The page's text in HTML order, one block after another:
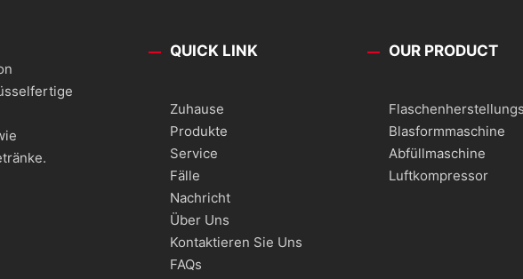
QUICK LINK
Zuhause
Produkte
Service
Fälle
Nachricht
Über Uns
Kontaktieren Sie Uns
FAQs
OUR PRODUCT
Blasformmaschine
Abfüllmaschine
Luftkompressor